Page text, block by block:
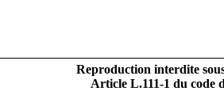
Reproduction interdite
Article L.111-1 du code